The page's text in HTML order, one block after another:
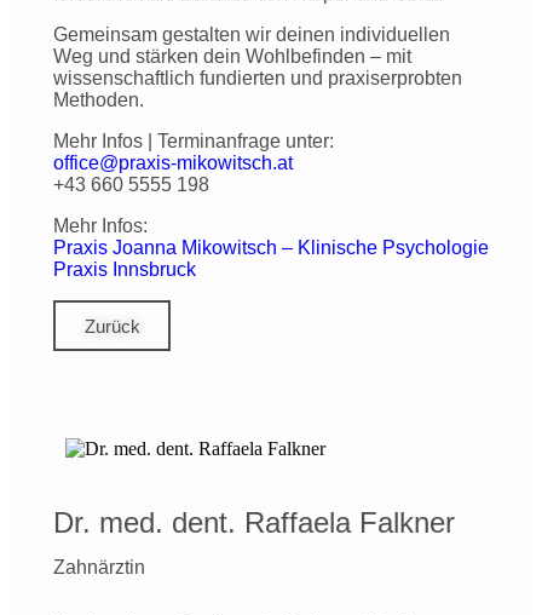
Gemeinsam gestalten wir deinen individuellen
Weg und stärken dein Wohlbefinden – mit
wissenschaftlich fundierten und praxiserprobten
Methoden.
Mehr Infos | Terminanfrage unter:
office@praxis-mikowitsch.at
+43 660 5555 198
Mehr Infos:
Praxis Joanna Mikowitsch – Klinische Psychologie
Praxis Innsbruck
Zurück
Dr. med. dent. Raffaela Falkner
Zahnärztin